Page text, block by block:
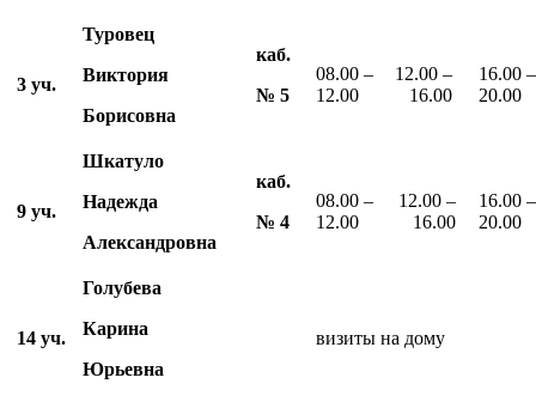
3 уч.
Туровец
Виктория
Борисовна
каб.
№ 5
08.00 –
12.00
12.00 –
16.00
16.00 –
20.00
9 уч.
Шкатуло
Надежда
Александровна
каб.
№ 4
08.00 –
12.00
12.00 –
16.00
16.00 –
20.00
14 уч.
Голубева
Карина
Юрьевна
визиты на дому